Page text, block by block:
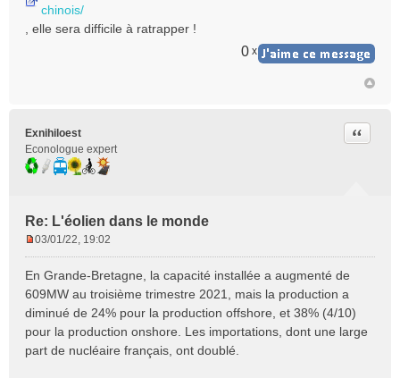
e
n
chinois/
, elle sera difficile à ratrapper !
0 x
Exnihiloest
Econologue expert
Re: L'éolien dans le monde
Citer
s
s
a
g
e
03/01/22, 19:02
En Grande-Bretagne, la capacité installée a augmenté de
609MW au troisième trimestre 2021, mais la production a
diminué de 24% pour la production offshore, et 38% (4/10)
pour la production onshore. Les importations, dont une large
part de nucléaire français, ont doublé.